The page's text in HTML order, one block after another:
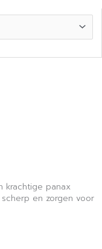
krachtige panax
en zorgen voor